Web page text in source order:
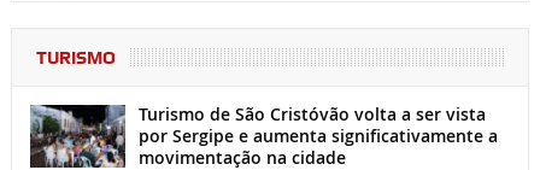
TURISMO
Turismo de São Cristóvão volta a ser vista
por Sergipe e aumenta significativamente a
movimentação na cidade